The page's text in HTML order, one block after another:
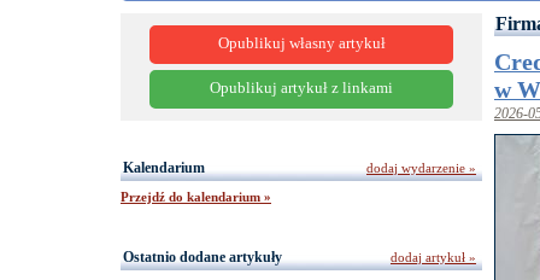
w
2026-
Opublikuj własny artykuł
Opublikuj artykuł z linkami
Kalendarium
Przejdź do kalendarium »
dodaj wydarzenie »
Ostatnio dodane artykuły
dodaj artykuł »